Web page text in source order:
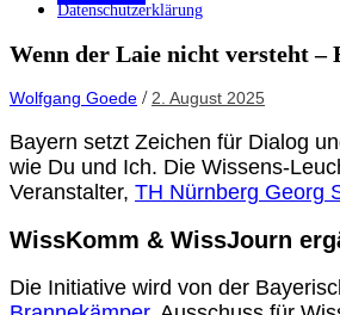
Datenschutzerklärung
Wenn der Laie nicht versteht –
Wolfgang Goede /2. August 2025
Bayern setzt Zeichen für Dialog
wie Du und Ich. Die Wissens-
Veranstalter, TH Nürnberg Georg
WissKomm & WissJourn
Die Initiative wird von der